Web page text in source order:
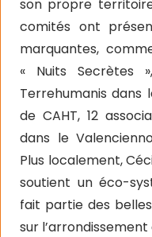
son propre
comités ont
marquantes,
« Nuits Secrètes
Terrehumanis dans
de CAHT, 12
dans le
Plus localement,
soutient un éco-
fait partie des
sur